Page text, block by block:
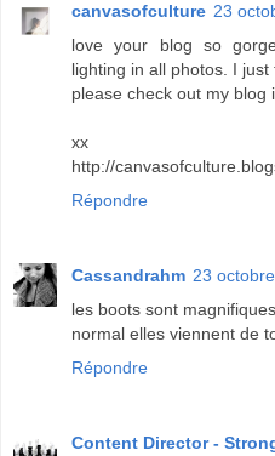
canvasofculture 23
love your blog so
lighting in all photos. I just
please check out my blog
xx
http://
Répondre
Cassandrahm 23
les boots sont
normal elles viennent de
Répondre
Content Director -